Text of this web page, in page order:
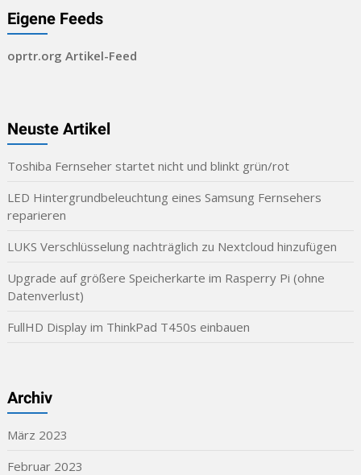
Eigene Feeds
oprtr.org Artikel-Feed
Neuste Artikel
Toshiba Fernseher startet nicht und blinkt grün/rot
LED Hintergrundbeleuchtung eines Samsung Fernsehers
reparieren
LUKS Verschlüsselung nachträglich zu Nextcloud hinzufügen
Upgrade auf größere Speicherkarte im Rasperry Pi (ohne
Datenverlust)
FullHD Display im ThinkPad T450s einbauen
Archiv
März 2023
Februar 2023